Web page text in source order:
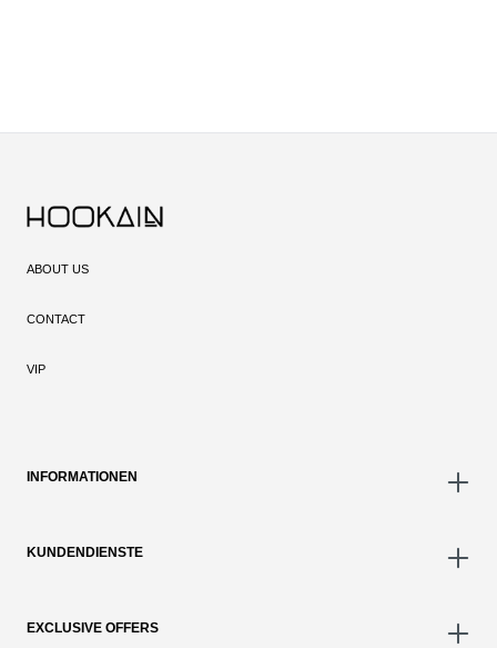
ABOUT US
CONTACT
VIP
INFORMATIONEN
KUNDENDIENSTE
EXCLUSIVE OFFERS